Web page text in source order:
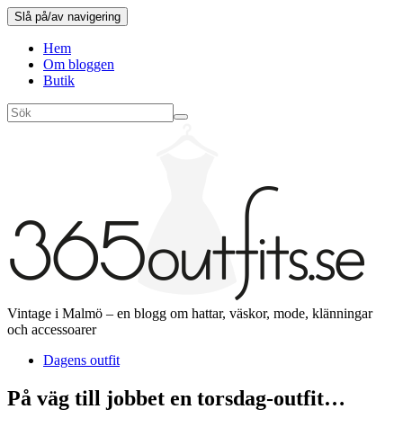
Slå på/av navigering
Hem
Om bloggen
Butik
Vintage i Malmö – en blogg om hattar, väskor, mode, klänningar
och accessoarer
Dagens outfit
På väg till jobbet en torsdag-outfit…